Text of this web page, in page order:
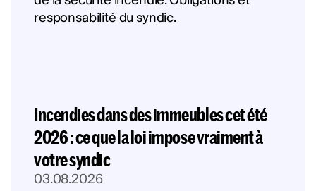
Incendies dans des immeubles cet été
2026 : ce que la loi impose vraiment à
votre syndic
03.08.2026